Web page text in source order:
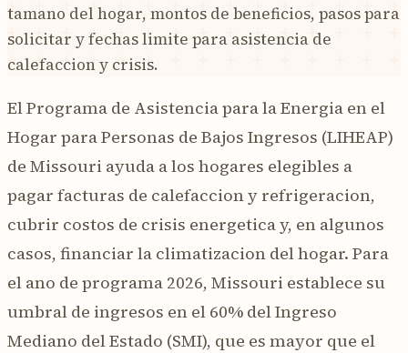
tamano del hogar, montos de beneficios, pasos para
solicitar y fechas limite para asistencia de
calefaccion y crisis.
El Programa de Asistencia para la Energia en el
Hogar para Personas de Bajos Ingresos (LIHEAP)
de Missouri ayuda a los hogares elegibles a
pagar facturas de calefaccion y refrigeracion,
cubrir costos de crisis energetica y, en algunos
casos, financiar la climatizacion del hogar. Para
el ano de programa 2026, Missouri establece su
umbral de ingresos en el 60% del Ingreso
Mediano del Estado (SMI), que es mayor que el